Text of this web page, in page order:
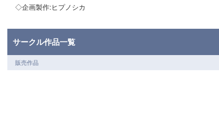
◇企画製作:ヒプノシカ
サークル作品一覧
販売作品